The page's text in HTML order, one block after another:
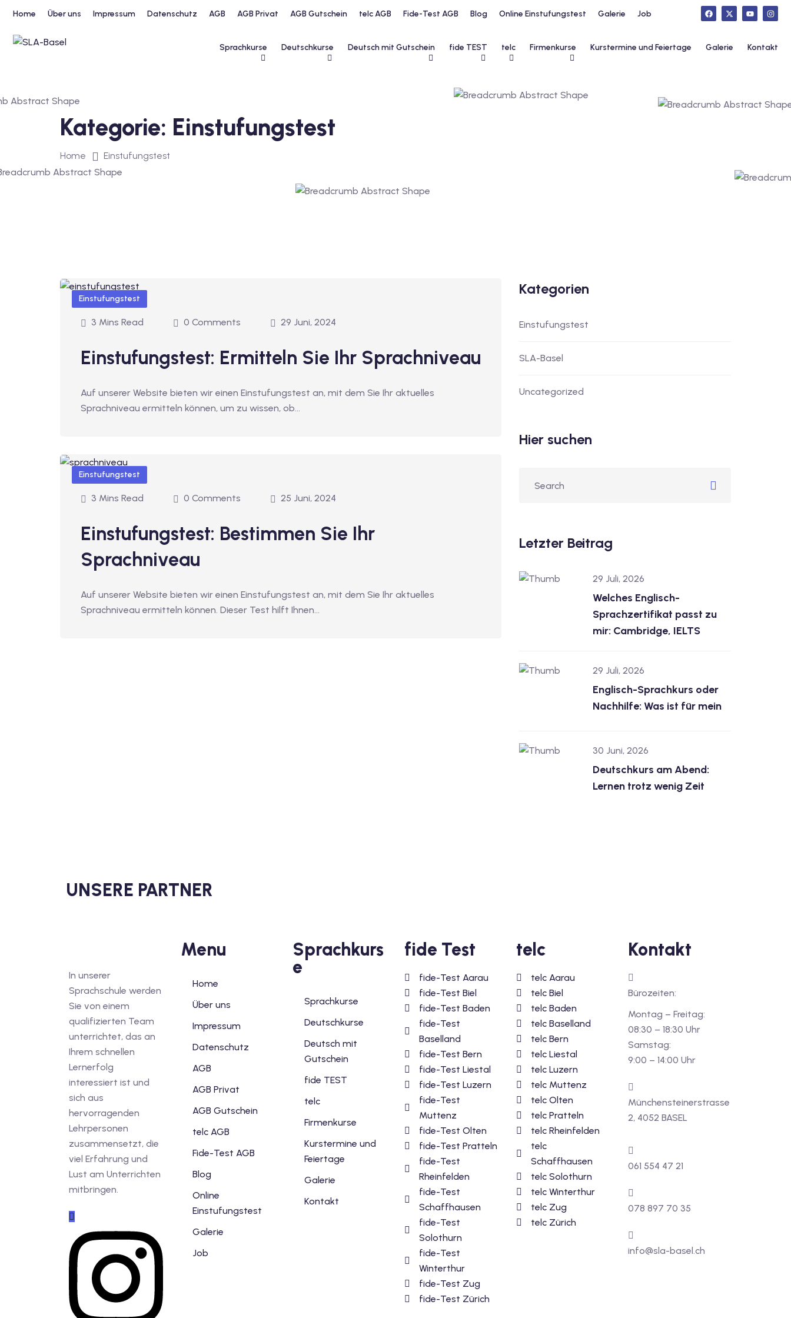
Home Über uns Impressum Datenschutz AGB AGB Privat AGB Gutschein telc AGB Fide-Test AGB Blog Online Einstufungstest Galerie Job
Sprachkurse Deutschkurse Deutsch mit Gutschein fide TEST telc Firmenkurse Kurstermine und Feiertage Galerie Kontakt
Kategorie: Einstufungstest
Home Einstufungstest
Einstufungstest
3 Mins Read 0 Comments 29 Juni, 2024
Einstufungstest: Ermitteln Sie Ihr Sprachniveau
Auf unserer Website bieten wir einen Einstufungstest an, mit dem Sie Ihr aktuelles
Sprachniveau ermitteln können, um zu wissen, ob…
Einstufungstest
3 Mins Read 0 Comments 25 Juni, 2024
Einstufungstest: Bestimmen Sie Ihr
Sprachniveau
Auf unserer Website bieten wir einen Einstufungstest an, mit dem Sie Ihr aktuelles
Sprachniveau ermitteln können. Dieser Test hilft Ihnen…
Kategorien
Einstufungstest
SLA-Basel
Uncategorized
Hier suchen
Letzter Beitrag
29 Juli, 2026
Welches Englisch-
Sprachzertifikat passt zu
mir: Cambridge, IELTS
29 Juli, 2026
Englisch-Sprachkurs oder
Nachhilfe: Was ist für mein
30 Juni, 2026
Deutschkurs am Abend:
Lernen trotz wenig Zeit
UNSERE PARTNER
In unserer
Sprachschule werden
Sie von einem
qualifizierten Team
unterrichtet, das an
Ihrem schnellen
Lernerfolg
interessiert ist und
sich aus
hervorragenden
Lehrpersonen
zusammensetzt, die
viel Erfahrung und
Lust am Unterrichten
mitbringen.
Menu
Home
Über uns
Impressum
Datenschutz
AGB
AGB Privat
AGB Gutschein
telc AGB
Fide-Test AGB
Blog
Online
Einstufungstest
Galerie
Job
Sprachkurs
e
Sprachkurse
Deutschkurse
Deutsch mit
Gutschein
fide TEST
telc
Firmenkurse
Kurstermine und
Feiertage
Galerie
Kontakt
fide Test
fide-Test Aarau
fide-Test Biel
fide-Test Baden
fide-Test
Baselland
fide-Test Bern
fide-Test Liestal
fide-Test Luzern
fide-Test
Muttenz
fide-Test Olten
fide-Test Pratteln
fide-Test
Rheinfelden
fide-Test
Schaffhausen
fide-Test
Solothurn
fide-Test
Winterthur
fide-Test Zug
fide-Test Zürich
telc
telc Aarau
telc Biel
telc Baden
telc Baselland
telc Bern
telc Liestal
telc Luzern
telc Muttenz
telc Olten
telc Pratteln
telc Rheinfelden
telc
Schaffhausen
telc Solothurn
telc Winterthur
telc Zug
telc Zürich
Kontakt
Bürozeiten:
Montag – Freitag:
08:30 – 18:30 Uhr
Samstag:
9:00 – 14:00 Uhr
Münchensteinerstrasse
2, 4052 BASEL
061 554 47 21
078 897 70 35
info@sla-basel.ch